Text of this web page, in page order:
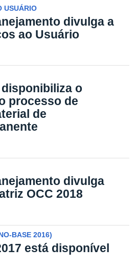
USUÁRIO
divulga a
ao Usuário
o
processo de
de
divulga
OCC 2018
BASE 2016)
está disponível